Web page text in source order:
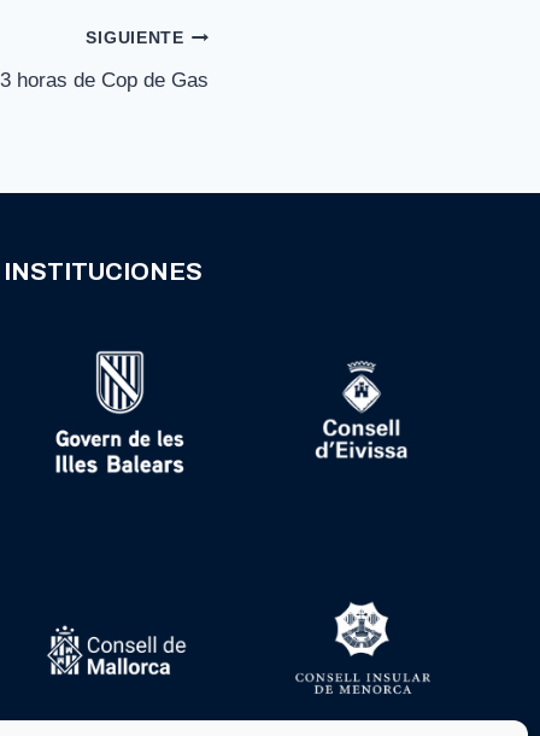
SIGUIENTE
horas de Cop de Gas
INSTITUCIONES